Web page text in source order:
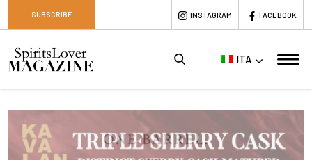
SUBSCRIBE INSTAGRAM FACEBOOK
ITA